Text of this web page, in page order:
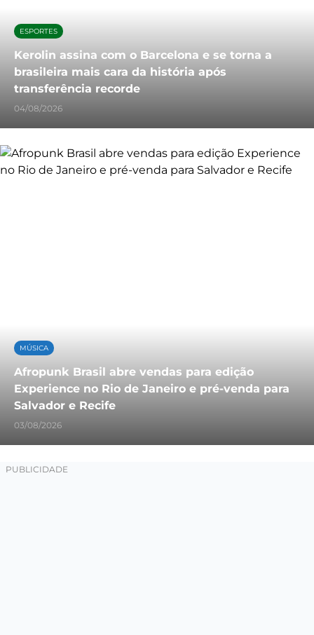
ESPORTES
Kerolin assina com o Barcelona e se torna a
brasileira mais cara da história após
transferência recorde
04/08/2026
MÚSICA
Afropunk Brasil abre vendas para edição
Experience no Rio de Janeiro e pré-venda para
Salvador e Recife
03/08/2026